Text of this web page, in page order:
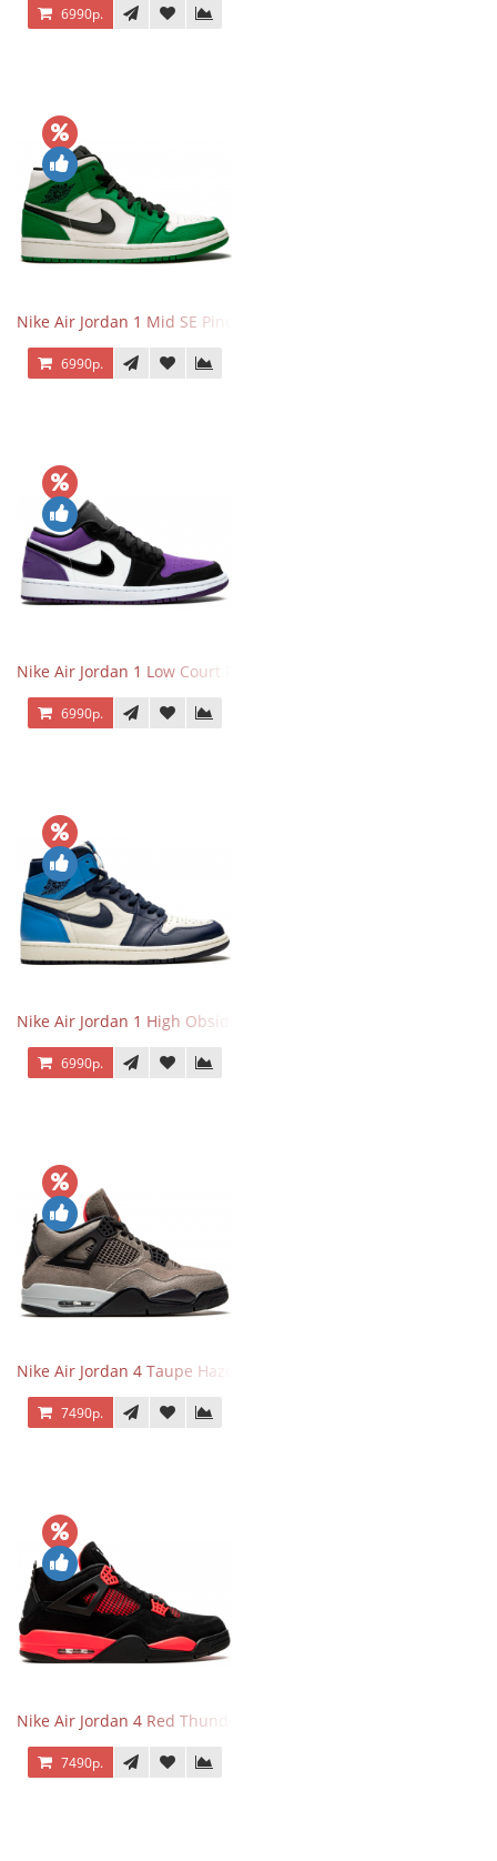
6990р.
Nike Air Jordan 1 Mid SE Pine Green
6990р.
Nike Air Jordan 1 Low Court Purple
6990р.
Nike Air Jordan 1 High Obsidian University Blue
6990р.
Nike Air Jordan 4 Taupe Haze
7490р.
Nike Air Jordan 4 Red Thunder
7490р.